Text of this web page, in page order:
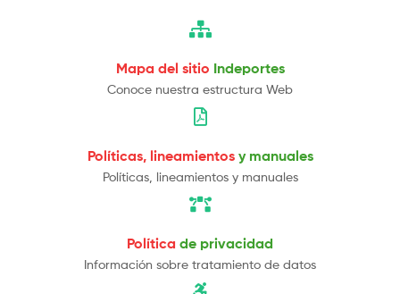
Mapa del sitio Indeportes
Conoce nuestra estructura Web
Políticas, lineamientos y manuales
Políticas, lineamientos y manuales
Política de privacidad
Información sobre tratamiento de datos